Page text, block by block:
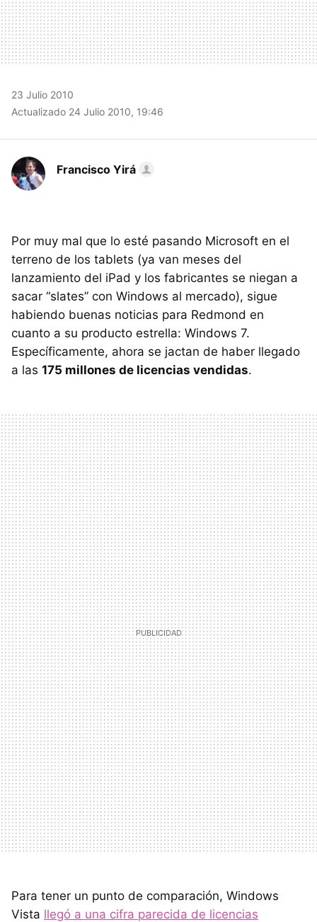
23 Julio 2010
Actualizado 24 Julio 2010, 19:46
Francisco Yirá
Por muy mal que lo esté pasando Microsoft en el
terreno de los tablets (ya van meses del
lanzamiento del iPad y los fabricantes se niegan a
sacar “slates” con Windows al mercado), sigue
habiendo buenas noticias para Redmond en
cuanto a su producto estrella: Windows 7.
Específicamente, ahora se jactan de haber llegado
a las 175 millones de licencias vendidas.
Para tener un punto de comparación, Windows
Vista llegó a una cifra parecida de licencias